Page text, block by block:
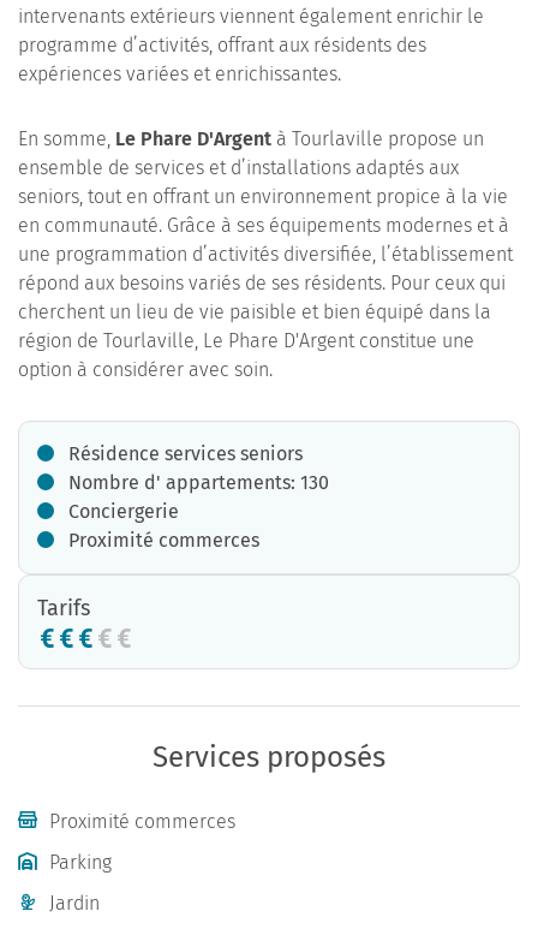
intervenants extérieurs viennent également enrichir le
programme d’activités, offrant aux résidents des
expériences variées et enrichissantes.
En somme, Le Phare D'Argent à Tourlaville propose un
ensemble de services et d’installations adaptés aux
seniors, tout en offrant un environnement propice à la vie
en communauté. Grâce à ses équipements modernes et à
une programmation d’activités diversifiée, l’établissement
répond aux besoins variés de ses résidents. Pour ceux qui
cherchent un lieu de vie paisible et bien équipé dans la
région de Tourlaville, Le Phare D'Argent constitue une
option à considérer avec soin.
Résidence services seniors
Nombre d' appartements: 130
Conciergerie
Proximité commerces
Tarifs
Services proposés
Proximité commerces
Parking
Jardin